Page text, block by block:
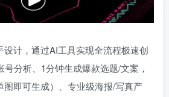
计，通过AI工具实现全流程极速创
分析、1分钟生成爆款选题/文案，
即可生成）、专业级海报/写真产